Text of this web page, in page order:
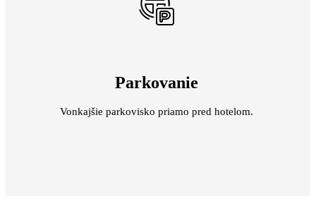
Parkovanie
Vonkajšie parkovisko priamo pred hotelom.